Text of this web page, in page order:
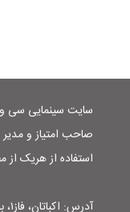
سایت سینمایی سی
صاحب امتیاز و مدیر
استفاده از هریک از مطالب و
آدرس: اکباتان، فاز۱، بلوک ب۳، ورودی۲، شماره ۴۳